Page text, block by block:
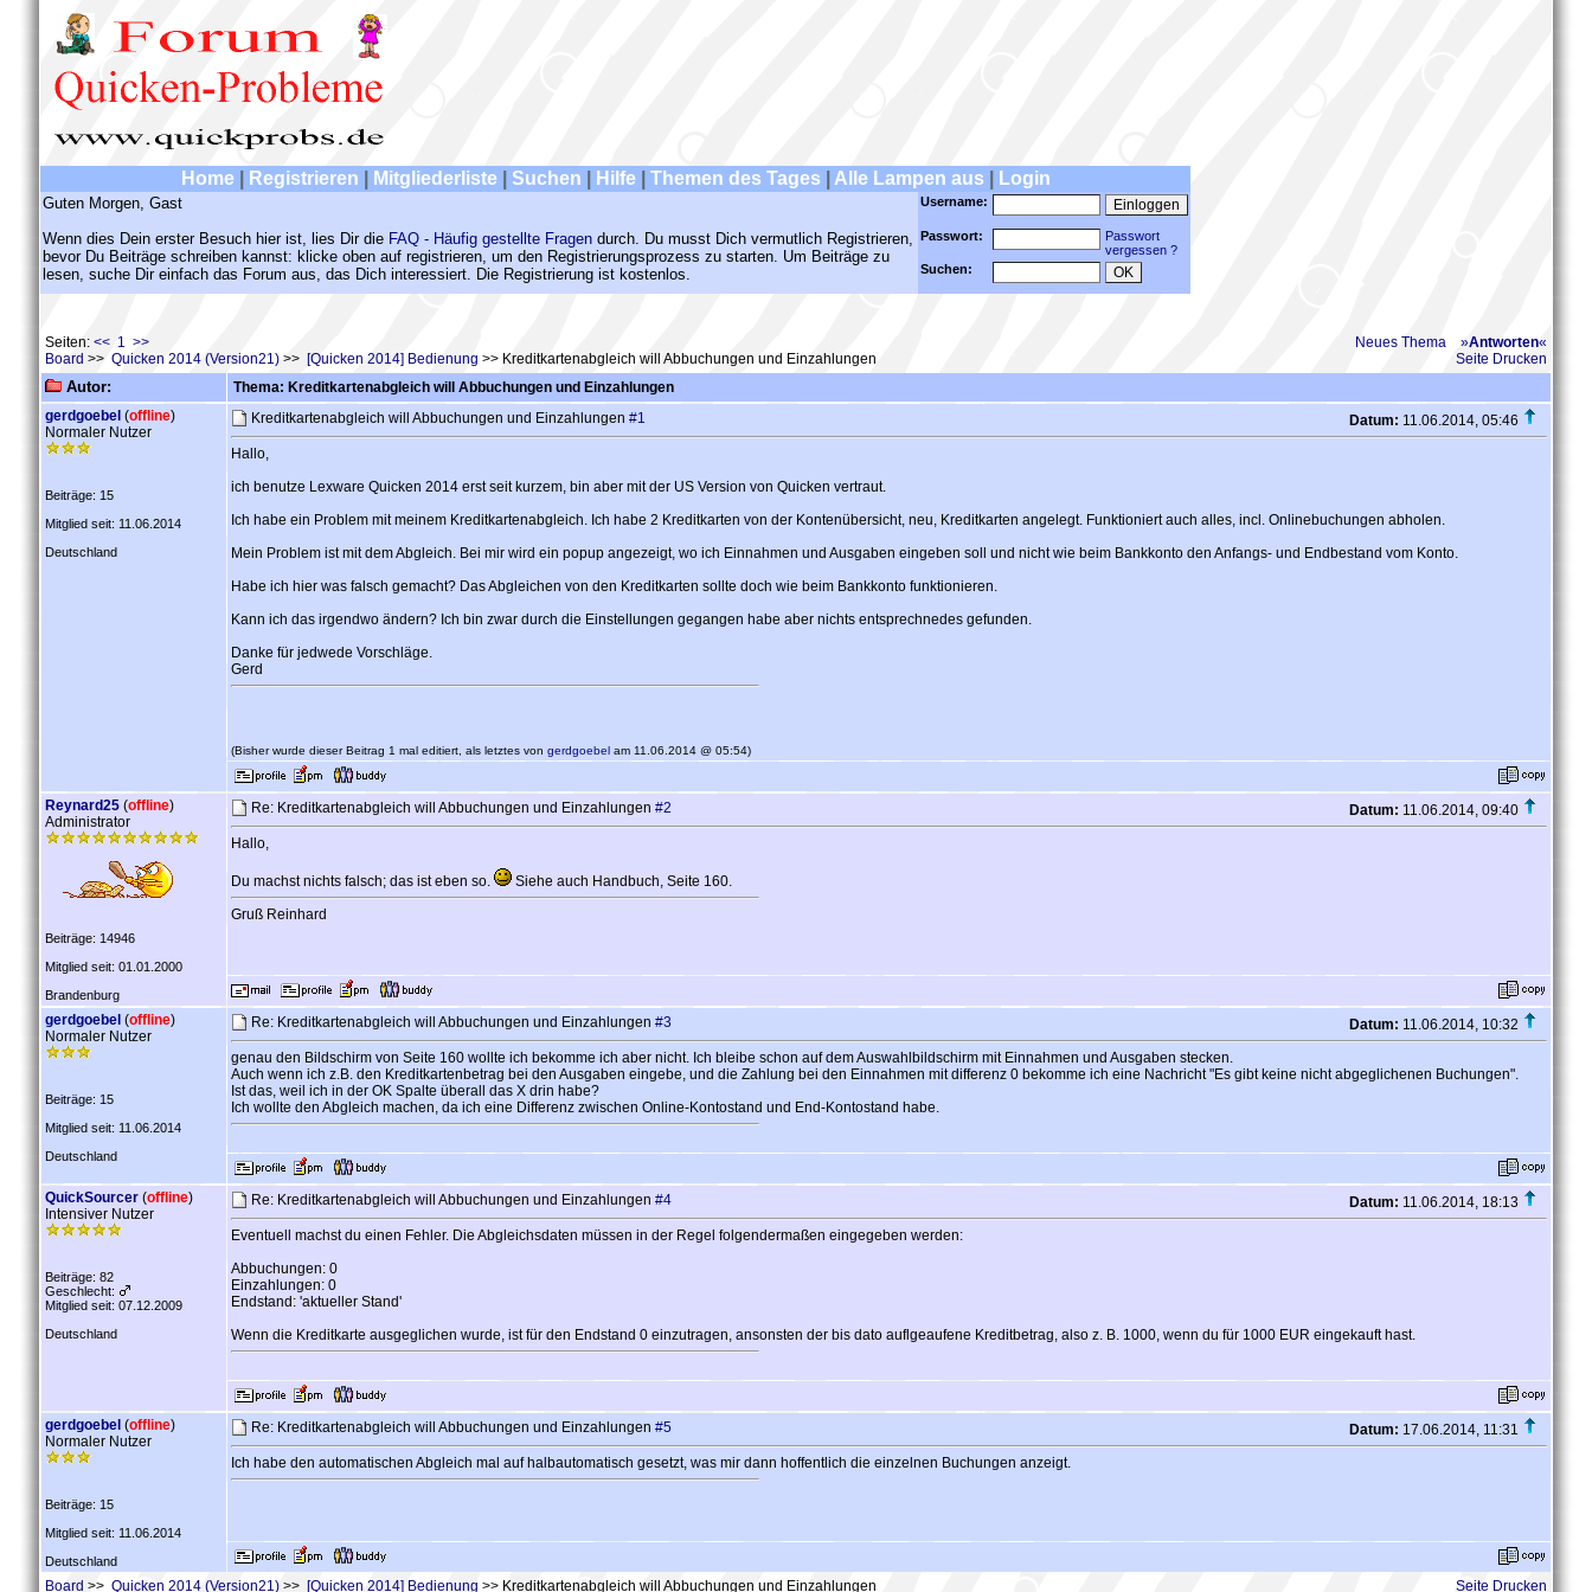
Home Registrieren Mitgliederliste Suchen Hilfe Themen des Tages Alle Lampen aus Login
Guten Morgen, Gast
Wenn dies Dein erster Besuch hier ist, lies Dir die FAQ - Häufig gestellte Fragen durch. Du musst Dich vermutlich Registrieren,
bevor Du Beiträge schreiben kannst: klicke oben auf registrieren, um den Registrierungsprozess zu starten. Um Beiträge zu
lesen, suche Dir einfach das Forum aus, das Dich interessiert. Die Registrierung ist kostenlos.
Username:
Passwort:
Passwort
vergessen ?
Suchen:
Seiten: << 1 >>
Board >> Quicken 2014 (Version21) >> [Quicken 2014] Bedienung >> Kreditkartenabgleich will Abbuchungen und Einzahlungen
Neues Thema »Antworten«
Seite Drucken
Autor:
Thema: Kreditkartenabgleich will Abbuchungen und Einzahlungen
gerdgoebel (offline)
Normaler Nutzer
Beiträge: 15
Mitglied seit: 11.06.2014
Deutschland
Kreditkartenabgleich will Abbuchungen und Einzahlungen #1 Datum: 11.06.2014, 05:46
Hallo,
ich benutze Lexware Quicken 2014 erst seit kurzem, bin aber mit der US Version von Quicken vertraut.
Ich habe ein Problem mit meinem Kreditkartenabgleich. Ich habe 2 Kreditkarten von der Kontenübersicht, neu, Kreditkarten angelegt. Funktioniert auch alles, incl. Onlinebuchungen abholen.
Mein Problem ist mit dem Abgleich. Bei mir wird ein popup angezeigt, wo ich Einnahmen und Ausgaben eingeben soll und nicht wie beim Bankkonto den Anfangs- und Endbestand vom Konto.
Habe ich hier was falsch gemacht? Das Abgleichen von den Kreditkarten sollte doch wie beim Bankkonto funktionieren.
Kann ich das irgendwo ändern? Ich bin zwar durch die Einstellungen gegangen habe aber nichts entsprechnedes gefunden.
Danke für jedwede Vorschläge.
Gerd
(Bisher wurde dieser Beitrag 1 mal editiert, als letztes von gerdgoebel am 11.06.2014 @ 05:54)
Reynard25 (offline)
Administrator
Beiträge: 14946
Mitglied seit: 01.01.2000
Brandenburg
Re: Kreditkartenabgleich will Abbuchungen und Einzahlungen #2 Datum: 11.06.2014, 09:40
Hallo,
Du machst nichts falsch; das ist eben so.
Siehe auch Handbuch, Seite 160.
Gruß Reinhard
gerdgoebel (offline)
Normaler Nutzer
Beiträge: 15
Mitglied seit: 11.06.2014
Deutschland
Re: Kreditkartenabgleich will Abbuchungen und Einzahlungen #3 Datum: 11.06.2014, 10:32
genau den Bildschirm von Seite 160 wollte ich bekomme ich aber nicht. Ich bleibe schon auf dem Auswahlbildschirm mit Einnahmen und Ausgaben stecken.
Auch wenn ich z.B. den Kreditkartenbetrag bei den Ausgaben eingebe, und die Zahlung bei den Einnahmen mit differenz 0 bekomme ich eine Nachricht "Es gibt keine nicht abgeglichenen Buchungen".
Ist das, weil ich in der OK Spalte überall das X drin habe?
Ich wollte den Abgleich machen, da ich eine Differenz zwischen Online-Kontostand und End-Kontostand habe.
QuickSourcer (offline)
Intensiver Nutzer
Beiträge: 82
Geschlecht:
Mitglied seit: 07.12.2009
Deutschland
Re: Kreditkartenabgleich will Abbuchungen und Einzahlungen #4 Datum: 11.06.2014, 18:13
Eventuell machst du einen Fehler. Die Abgleichsdaten müssen in der Regel folgendermaßen eingegeben werden:
Abbuchungen: 0
Einzahlungen: 0
Endstand: 'aktueller Stand'
Wenn die Kreditkarte ausgeglichen wurde, ist für den Endstand 0 einzutragen, ansonsten der bis dato auflgeaufene Kreditbetrag, also z. B. 1000, wenn du für 1000 EUR eingekauft hast.
gerdgoebel (offline)
Normaler Nutzer
Beiträge: 15
Mitglied seit: 11.06.2014
Deutschland
Re: Kreditkartenabgleich will Abbuchungen und Einzahlungen #5 Datum: 17.06.2014, 11:31
Ich habe den automatischen Abgleich mal auf halbautomatisch gesetzt, was mir dann hoffentlich die einzelnen Buchungen anzeigt.
Board >> Quicken 2014 (Version21) >> [Quicken 2014] Bedienung >> Kreditkartenabgleich will Abbuchungen und Einzahlungen Seite Drucken